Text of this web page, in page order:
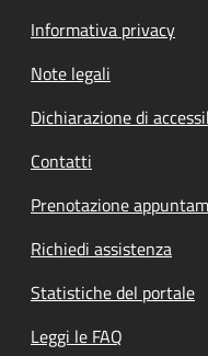
Informativa privacy
Note legali
Dichiarazione di
Contatti
Prenotazione
Richiedi assistenza
Statistiche del portale
Leggi le FAQ